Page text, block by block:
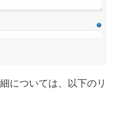
については、以下のリ